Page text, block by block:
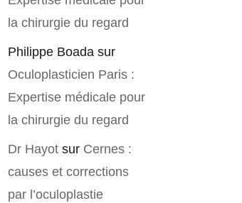
la chirurgie du regard
Philippe Boada sur
Oculoplasticien Paris :
Expertise médicale pour
la chirurgie du regard
Dr Hayot sur Cernes :
causes et corrections
par l’oculoplastie